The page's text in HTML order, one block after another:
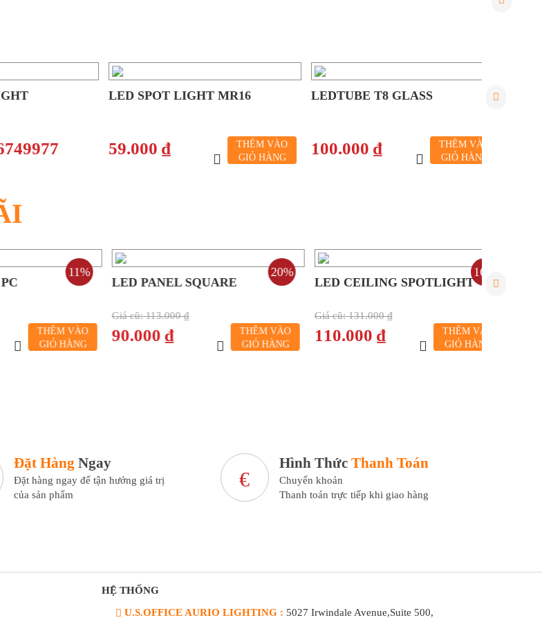
LED SPOT LIGHT MR16
59.000 ₫
THÊM VÀO
GIỎ HÀNG
LEDTUBE T8 GLASS
100.000 ₫
THÊM VÀO
GIỎ HÀNG
LED
THÊM VÀO
GIỎ HÀNG
LED PANEL SQUARE
Giá cũ:113.000 ₫
90.000 ₫
THÊM VÀO
GIỎ HÀNG
LED CEILING SPOTLIGHT
Giá cũ:131.000 ₫
110.000 ₫
THÊM VÀO
GIỎ HÀNG
Đặt HàngNgay
Đặt hàng ngay để tận hưởng giá trị
của sản phẩm
Hình ThứcThanh Toán
Chuyển khoản
Thanh toán trực tiếp khi giao hàng
HỆ THỐNG
U.S.OFFICE AURIO LIGHTING : 5027 Irwindale Avenue,Suite 500,